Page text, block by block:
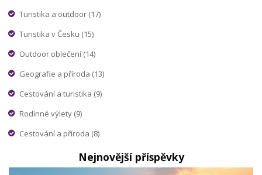
Turistika a outdoor (17)
Turistika v Česku (15)
Outdoor oblečení (14)
Geografie a příroda (13)
Cestování a turistika (9)
Rodinné výlety (9)
Cestování a příroda (8)
Nejnovější příspěvky